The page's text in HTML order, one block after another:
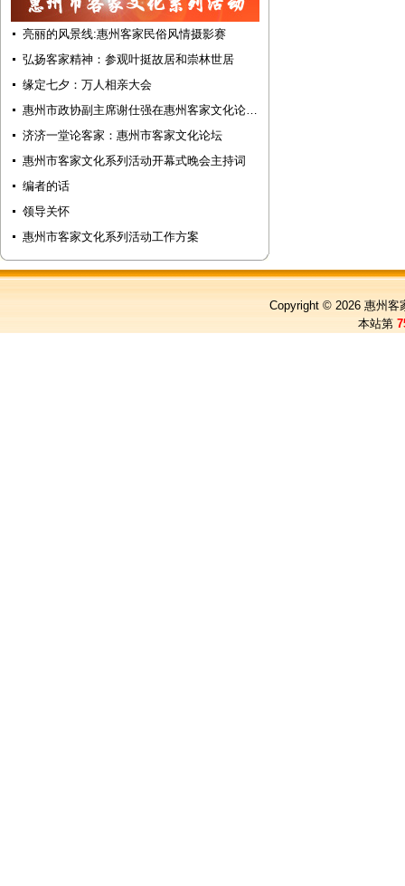
亮丽的风景线:惠州客家民俗风情摄影赛
弘扬客家精神：参观叶挺故居和崇林世居
缘定七夕：万人相亲大会
惠州市政协副主席谢仕强在惠州客家文化论…
济济一堂论客家：惠州市客家文化论坛
惠州市客家文化系列活动开幕式晚会主持词
编者的话
领导关怀
惠州市客家文化系列活动工作方案
Copyright © 2026 惠州客
本站第